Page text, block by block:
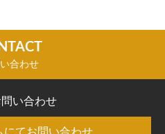
合わせ
い合わせ